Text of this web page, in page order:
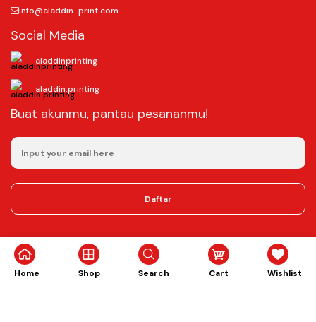
Home Shop Search Cart Wishlist
info@aladdin-print.com
Social Media
aladdinprinting
aladdin.printing
Buat akunmu, pantau pesananmu!
Daftar
©2025 Aladdin Copy & Digital Printing. All rights reserved.